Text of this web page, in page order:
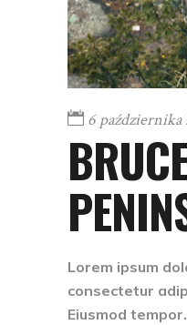
6 października
Lorem ipsum
consectetur
Eiusmod